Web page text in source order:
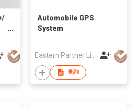
Automobile GPS
System
查詢